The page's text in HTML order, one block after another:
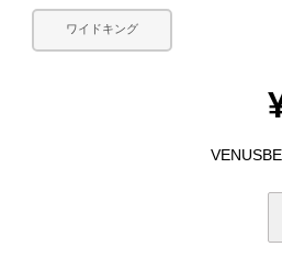
ワイドキング